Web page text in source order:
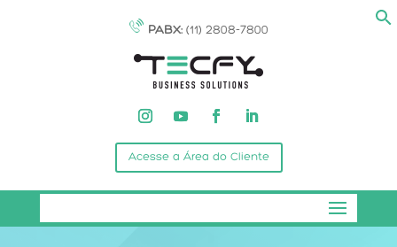
PABX: (11) 2808-7800
Acesse a Área do Cliente